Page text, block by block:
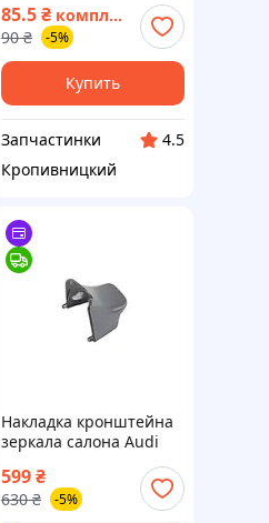
Завод) ВССМ
85.5₴ комплект
90 ₴ -5%
Купить
Запчастинки
4.5
Кропивницкий
Накладка кронштейна
зеркала салона Audi
(2017‑2023г) OEM
8W08589374PK (пр‑во
599₴
630 ₴ -5%